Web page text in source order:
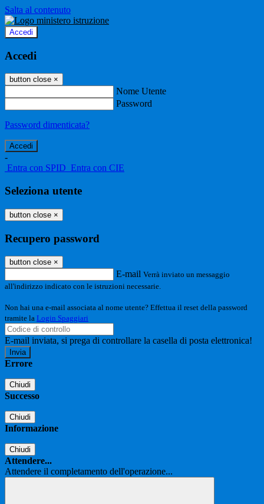
Salta al contenuto
Accedi
Accedi
button close ×
Nome Utente
Password
Password dimenticata?
-
Entra con SPID Entra con CIE
Seleziona utente
button close ×
Recupero password
button close ×
E-mail Verrà inviato un messaggio
all'indirizzo indicato con le istruzioni necessarie.
Non hai una e-mail associata al nome utente? Effettua il reset della password
tramite la Login Spaggiari
E-mail inviata, si prega di controllare la casella di posta elettronica!
Errore
Chiudi
Successo
Chiudi
Informazione
Chiudi
Attendere...
Attendere il completamento dell'operazione...